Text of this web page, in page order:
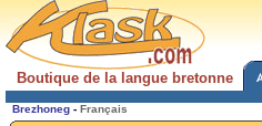
Boutique de la langue bretonne
Brezhoneg - Français